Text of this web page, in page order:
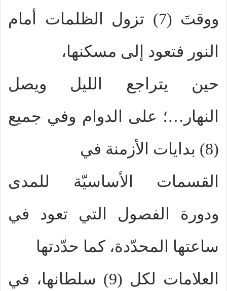
ووقتَ (7) تزول الظلمات أمام
النور فتعود إلى مسكنها،
حين يتراجع الليل ويصل
النهار…؛ على الدوام وفي جميع
(8) بدايات الأزمنة في
القسمات الأساسيّة للمدى
ودورة الفصول التي تعود في
ساعتها المحدّدة، كما حدّدتها
العلامات لكل (9) سلطانها، في